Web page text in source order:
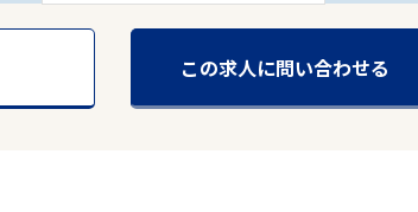
この求人に問い合わせる